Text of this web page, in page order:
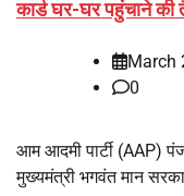
कार्ड घर-घर पहुंचाने
March
0
आम आदमी पार्टी (AAP)
मुख्यमंत्री भगवंत मान